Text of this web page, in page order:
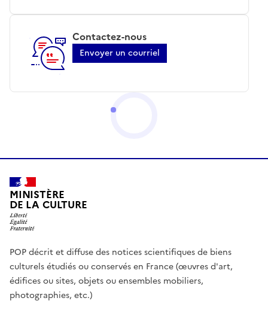
Contactez-nous
Envoyer un courriel
MINISTÈRE
DE LA CULTURE
POP décrit et diffuse des notices scientifiques de biens
culturels étudiés ou conservés en France (œuvres d'art,
édifices ou sites, objets ou ensembles mobiliers,
photographies, etc.)